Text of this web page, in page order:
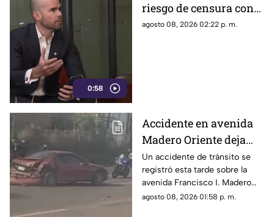
0:58
riesgo de censura con
nuevos lineamientos
agosto 08, 2026 02:22 p. m.
Accidente en avenida
Madero Oriente deja
daños materiales en
Morelia
Un accidente de tránsito se
registró esta tarde sobre la
avenida Francisco I. Madero
Oriente, en Morelia, a la altura
agosto 08, 2026 01:58 p. m.